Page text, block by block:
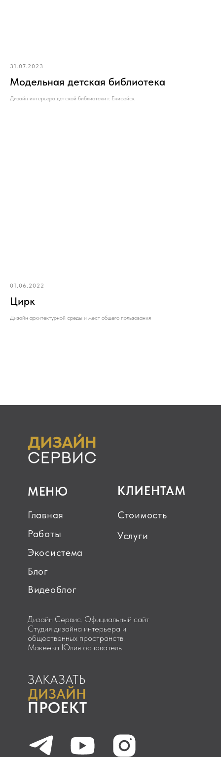
31.07.2023
Модельная детская библиотека
Дизайн интерьера детской библиотеки г. Енисейск
01.06.2022
Цирк
Дизайн архитектурной среды и мест общего пользования